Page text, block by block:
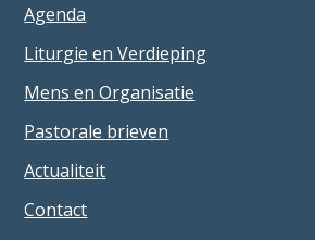
Agenda
Liturgie en Verdieping
Mens en Organisatie
Pastorale brieven
Actualiteit
Contact